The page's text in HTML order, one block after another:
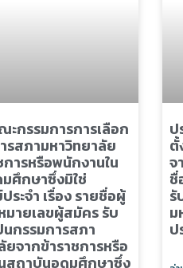
ะกรรมการการเลือก
รสภามหาวิทยาลัย
ารหรือพนักงานใน
ศึกษาซึ่งมิใช่
ระจำ เรื่อง รายชื่อผู้
มายเลขผู้สมัคร รับ
นกรรมการสภา
ยจากข้าราชการหรือ
สถาบันอุดมศึกษาซึ่ง
ป
ตั้
จ
ชื่
รั
ม
ป